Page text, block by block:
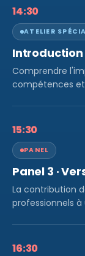
14:30
ATELIER
Comprendre
compétences
15:30
PANEL
Panel 3 ·
La contribution
professionnels
16:30